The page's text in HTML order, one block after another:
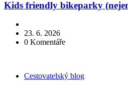
Kids friendly bikeparky
23. 6. 2026
0 Komentáře
KategorieCestovatelský blog